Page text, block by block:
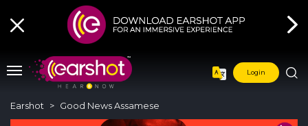
Login
Earshot Good News Assamese